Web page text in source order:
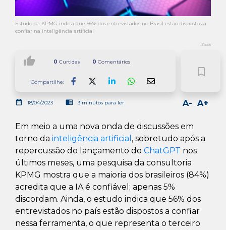
Estudo da KPMG indica que 56% dos entrevistados no Brasil estão dispostos a
confiar na inteligência artificial
iStock
thumb_up 0 Curtidas 0 Comentários
Compartilhe:
FacebookLinkedInWhatsapp
bookmark_border
date_range 18/04/2023 chrome_reader_mode 3 minutos para ler A+
A-
Em meio a uma nova onda de discussões em
torno da inteligência artificial , sobretudo após a
repercussão do lançamento do ChatGPT nos
últimos meses, uma pesquisa da consultoria
KPMG mostra que a maioria dos brasileiros (84%)
acredita que a IA é confiável; apenas 5%
discordam. Ainda, o estudo indica que 56% dos
entrevistados no país estão dispostos a confiar
nessa ferramenta, o que representa o terceiro